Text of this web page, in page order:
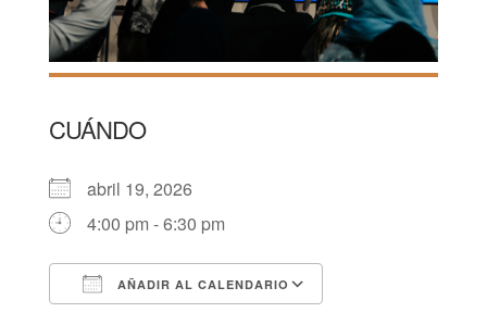
CUÁNDO
abril 19, 2026
4:00 pm - 6:30 pm
AÑADIR AL CALENDARIO